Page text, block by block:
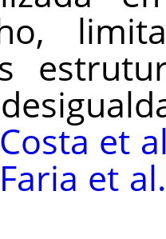
Costa et
Faria et